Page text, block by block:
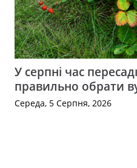
У серпні час
правильно обрати
Середа, 5 Серпня, 2026